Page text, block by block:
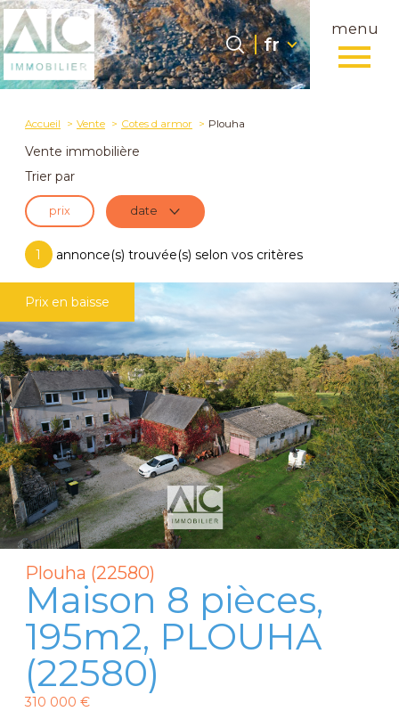
menu
Langue
fr
Accueil 0 Langue
fr
Accueil Vente Cotes d armor Plouha
Vente immobilière
Trier par
prix date
1 annonce(s) trouvée(s) selon vos critères
Prix en baisse
Plouha (22580)
Maison 8 pièces,
195m2, PLOUHA
(22580)
310 000 €